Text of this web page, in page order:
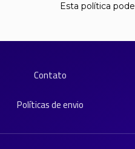
Esta política
Contato
Políticas de envio